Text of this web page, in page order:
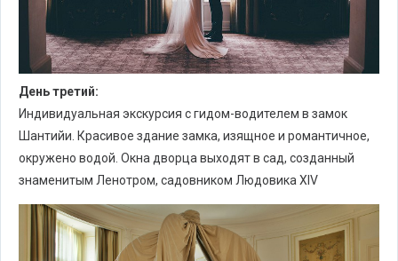
День третий:
Индивидуальная экскурсия с гидом-водителем в замок
Шантийи. Красивое здание замка, изящное и романтичное,
окружено водой. Окна дворца выходят в сад, созданный
знаменитым Ленотром, садовником Людовика XIV